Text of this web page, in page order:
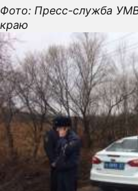
Фото: Пресс-служба
краю